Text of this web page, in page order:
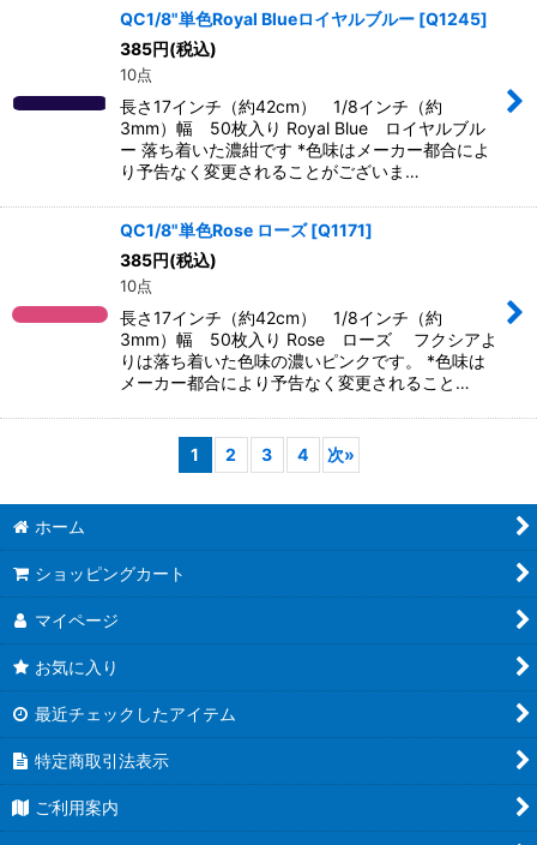
QC1/8"単色Royal Blueロイヤルブルー [Q1245]
385円(税込)
10点
長さ17インチ（約42cm） 1/8インチ（約
3mm）幅 50枚入り Royal Blue ロイヤルブル
ー 落ち着いた濃紺です *色味はメーカー都合によ
り予告なく変更されることがございま…
QC1/8"単色Rose ローズ [Q1171]
385円(税込)
10点
長さ17インチ（約42cm） 1/8インチ（約
3mm）幅 50枚入り Rose ローズ フクシアよ
りは落ち着いた色味の濃いピンクです。 *色味は
メーカー都合により予告なく変更されること…
1 2 3 4 次»
ホーム
ショッピングカート
マイページ
お気に入り
最近チェックしたアイテム
特定商取引法表示
ご利用案内